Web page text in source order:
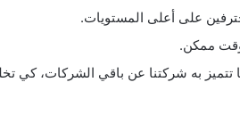
على أعلى المستويات.
ممكن.
تتميز به شركتنا عن باقي الشركات، كي